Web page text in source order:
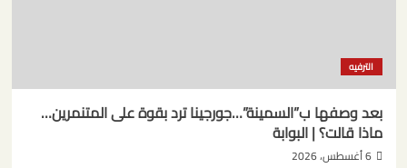
الترفيه
بعد وصفها ب”السمينة”…جورجينا ترد بقوة على المتنمرين…
ماذا قالت؟ | البوابة
6 أغسطس، 2026